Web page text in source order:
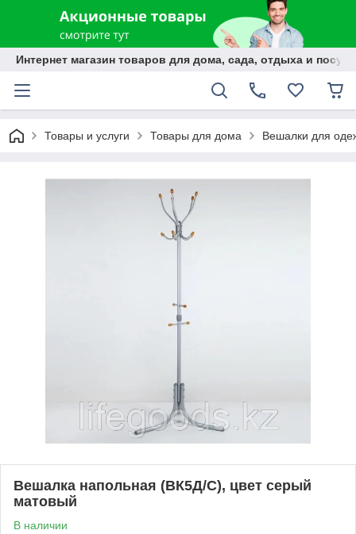
Интернет магазин товаров для дома, сада, отдыха и
Товары и услуги Товары для дома Вешалки для
Вешалка напольная (ВК5Д/С), цвет серый
матовый
В наличии